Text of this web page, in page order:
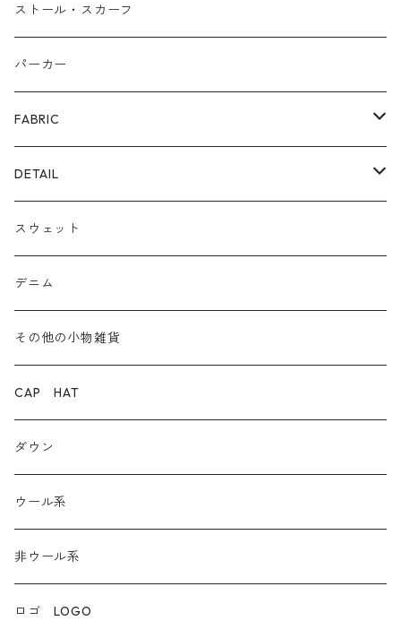
ピアス/イヤリング
リング
布帛
カゴ
ファー
ECOレザー/ファー/ムートン
サンダル/ミュール
スニーカー/カジュアルシューズ
パンプス/綺麗めシューズ
ブーツ
ストール・スカーフ
パーカー
FABRIC
裏毛スウェット
爆暖フリース裏起毛
ボア
デニム
ダウン
ダンガリー
ウール系
非ウール系
エコレザー合成皮革
DETAIL
ロゴ
前後２WAY
スウェット
デニム
その他の小物雑貨
CAP HAT
ダウン
ウール系
非ウール系
ロゴ LOGO